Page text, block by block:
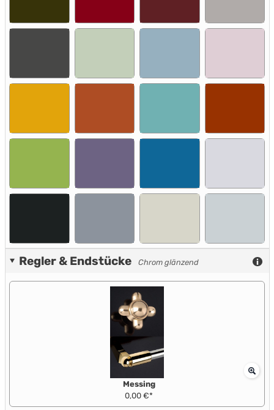
Regler & Endstücke Chrom glänzend
Messing
0,00 €*